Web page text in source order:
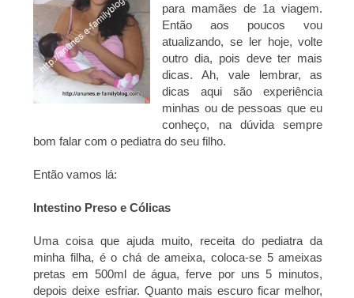
para mamães de 1a viagem.
Então aos poucos vou
atualizando, se ler hoje, volte
outro dia, pois deve ter mais
dicas. Ah, vale lembrar, as
dicas aqui são experiência
minhas ou de pessoas que eu
conheço, na dúvida sempre
bom falar com o pediatra do seu filho.
Então vamos lá:
Intestino Preso e Cólicas
Uma coisa que ajuda muito, receita do pediatra da
minha filha, é o chá de ameixa, coloca-se 5 ameixas
pretas em 500ml de água, ferve por uns 5 minutos,
depois deixe esfriar. Quanto mais escuro ficar melhor,